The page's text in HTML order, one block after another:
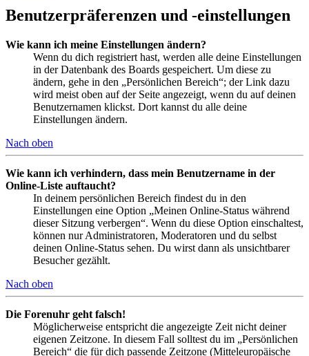
Benutzerpräferenzen und -einstellungen
Wie kann ich meine Einstellungen ändern?
Wenn du dich registriert hast, werden alle deine Einstellungen
in der Datenbank des Boards gespeichert. Um diese zu
ändern, gehe in den „Persönlichen Bereich“; der Link dazu
wird meist oben auf der Seite angezeigt, wenn du auf deinen
Benutzernamen klickst. Dort kannst du alle deine
Einstellungen ändern.
Nach oben
Wie kann ich verhindern, dass mein Benutzername in der
Online-Liste auftaucht?
In deinem persönlichen Bereich findest du in den
Einstellungen eine Option „Meinen Online-Status während
dieser Sitzung verbergen“. Wenn du diese Option einschaltest,
können nur Administratoren, Moderatoren und du selbst
deinen Online-Status sehen. Du wirst dann als unsichtbarer
Besucher gezählt.
Nach oben
Die Forenuhr geht falsch!
Möglicherweise entspricht die angezeigte Zeit nicht deiner
eigenen Zeitzone. In diesem Fall solltest du im „Persönlichen
Bereich“ die für dich passende Zeitzone (Mitteleuropäische